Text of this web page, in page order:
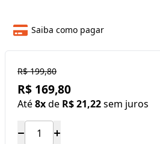
Saiba como pagar
R$ 199,80
R$ 169,80
Até8xde R$ 21,22sem juros